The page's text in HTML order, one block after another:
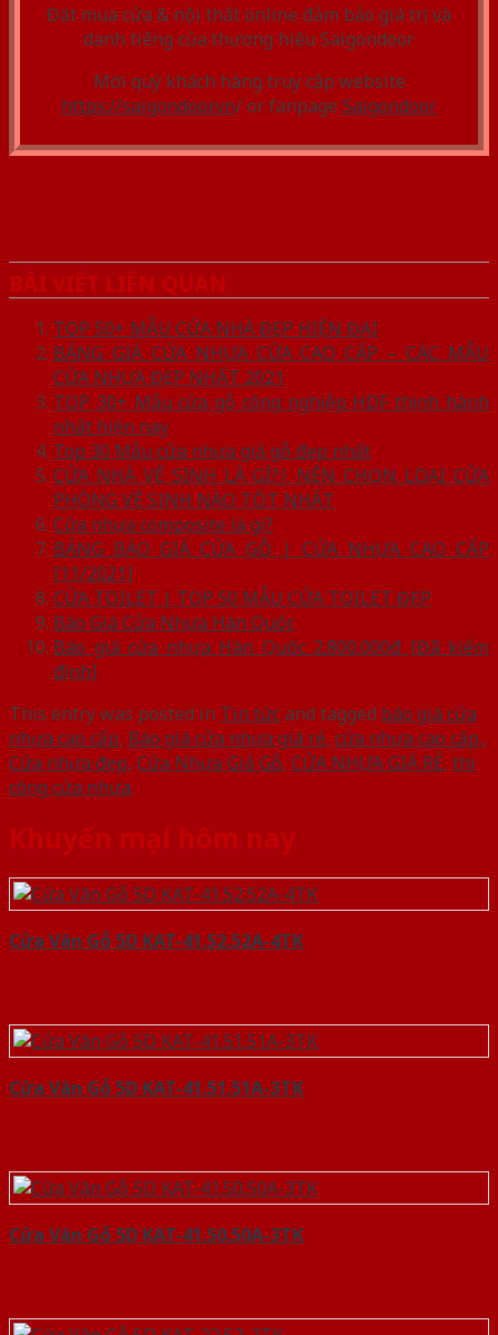
Đặt mua cửa & nội thất online đảm bảo giá trị và
danh tiếng của thương hiệu Saigondoor
Mời quý khách hàng truy cập website
https://saigondoor.vn/ or fanpage Saigondoor
BÀI VIẾT LIÊN QUAN
TOP 50+ MẪU CỬA NHÀ ĐẸP HIỆN ĐẠI
BẢNG GIÁ CỬA NHỰA CỬA CAO CẤP – CÁC MẪU
CỬA NHỰA ĐẸP NHẤT 2021
TOP 30+ Mẫu cửa gỗ công nghiệp HDF thịnh hành
nhất hiện nay
Top 30 Mẫu cửa nhựa giả gỗ đẹp nhất
CỬA NHÀ VỆ SINH LÀ GÌ?| NÊN CHỌN LOẠI CỬA
PHÒNG VỆ SINH NÀO TỐT NHẤT
Cửa nhựa composite là gì?
BẢNG BÁO GIÁ CỬA GỖ | CỬA NHỰA CAO CẤP
[11/2021]
CỬA TOILET | TOP 50 MẪU CỬA TOILET ĐẸP
Báo Giá Cửa Nhựa Hàn Quốc
Báo giá cửa nhựa Hàn Quốc 2.800.000đ [Đã kiểm
định]
This entry was posted in Tin tứcand tagged báo giá cửa
nhựa cao cấp, Báo giá cửa nhựa giá rẻ, cửa nhựa cao cấp.,
Cửa nhựa đẹp, Cửa Nhựa Giả Gỗ, CỬA NHỰA GIÁ RẺ, thi
công cửa nhựa.
Khuyến mại hôm nay
Cửa Vân Gỗ 5D KAT-41.52.52A-4TK
Cửa Vân Gỗ 5D KAT-41.51.51A-3TK
Cửa Vân Gỗ 5D KAT-41.50.50A-3TK